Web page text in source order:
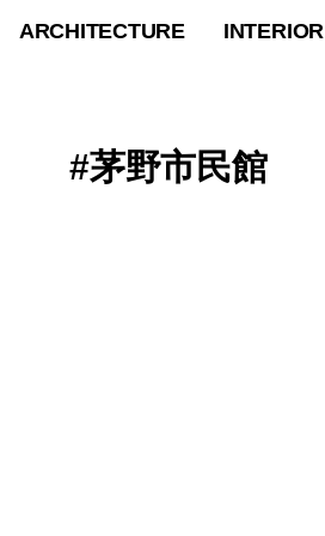
ARCHITECTURE INTERIOR
茅野市民館